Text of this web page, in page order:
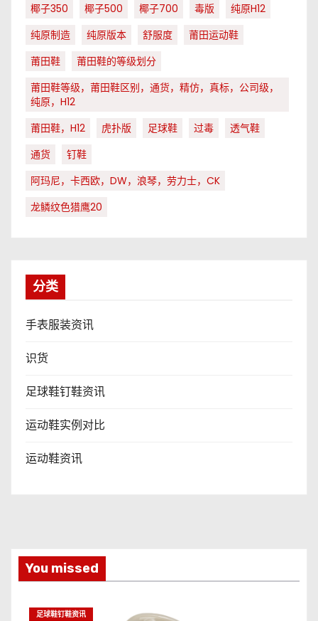
椰子350 椰子500 椰子700 毒版
纯原H12
纯原制造
纯原版本 舒服度
莆田运动鞋
莆田鞋
莆田鞋的等级划分
莆田鞋等级，莆田鞋区别，通货，精仿，真标，公司级，
纯原，H12
莆田鞋，H12
虎扑版 足球鞋 过毒
透气鞋
通货
钉鞋
阿玛尼，卡西欧，DW，浪琴，劳力士，CK
龙鳞纹色猎鹰20
分类
手表服装资讯
识货
足球鞋钉鞋资讯
运动鞋实例对比
运动鞋资讯
You missed
足球鞋钉鞋资讯